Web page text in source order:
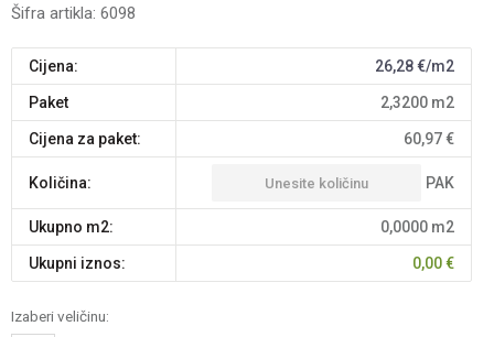
Šifra artikla: 6098
Cijena: 26,28€/m2
paket 2,3200 m2
Cijena za paket: 60,97€
Količina: PAK
Ukupno m2: 0,0000 m2
Ukupni iznos: 0,00€
Izaberi veličinu: